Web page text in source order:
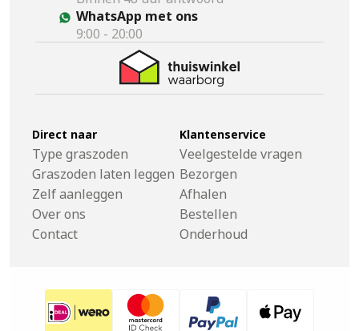
WhatsApp met ons
9:00 - 20:00
Direct naar
Type graszoden
Graszoden laten leggen
Zelf aanleggen
Over ons
Contact
Klantenservice
Veelgestelde vragen
Bezorgen
Afhalen
Bestellen
Onderhoud